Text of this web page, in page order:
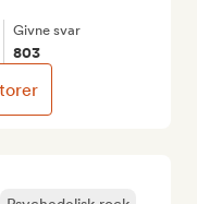
Givne svar
803